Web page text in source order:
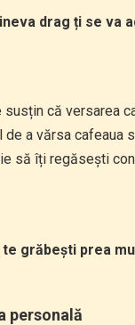
drag ți se va
că versarea
a vărsa cafeaua
să îți regăsești
grăbești prea
personală